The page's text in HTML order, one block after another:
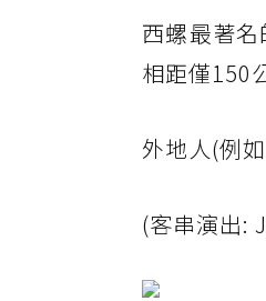
西螺最著
相距僅150
外地人(例
(客串演出: